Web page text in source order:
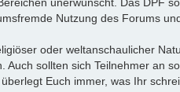
Nutzung des Forums
oder weltanschaulicher
Auch sollten sich Teilnehmer an
Euch immer, was Ihr